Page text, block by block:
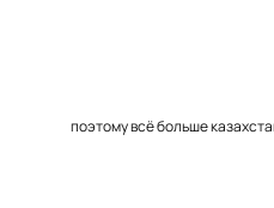
поэтому всё больше